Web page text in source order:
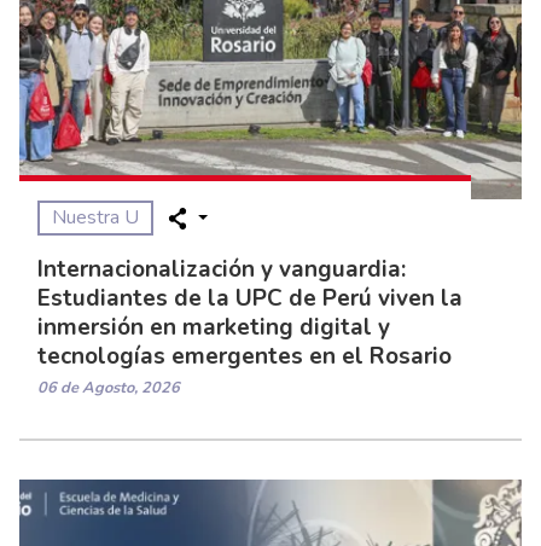
Nuestra U
Internacionalización y vanguardia:
Estudiantes de la UPC de Perú viven la
inmersión en marketing digital y
tecnologías emergentes en el Rosario
06 de Agosto, 2026